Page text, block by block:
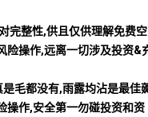
完整性,供且仅供理解免费空
险操作,远离一切涉及投资&
毛都没有,雨露均沾是最佳
操作,安全第一勿碰投资和资